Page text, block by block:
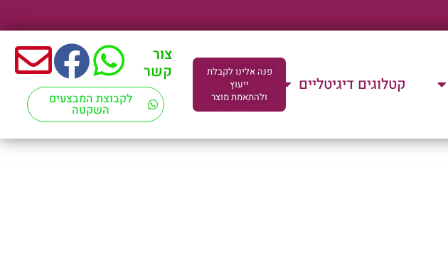
קטלוגים דיגיטליים
פנה אלינו לקבלת
ייעוץ
ולהתאמת מוצר
צור
קשר
לקבוצת המבצעים
השקטה